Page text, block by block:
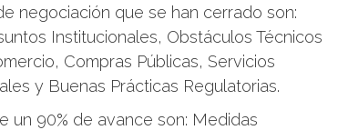
negociación que se han cerrado son:
Institucionales, Obstáculos Técnicos
Compras Públicas, Servicios
y Buenas Prácticas Regulatorias.
un 90% de avance son: Medidas